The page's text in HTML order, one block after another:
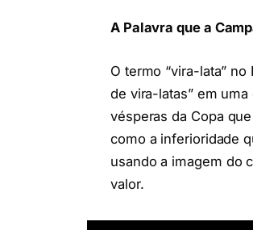
A Palavra que a
O termo “vira-lata”
de vira-latas” em
vésperas da Copa
como a inferioridade
usando a imagem do
valor.